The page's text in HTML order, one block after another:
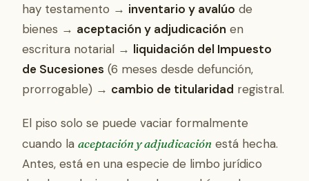
hay testamento → inventario y avalúo de
bienes → aceptación y adjudicación en
escritura notarial → liquidación del Impuesto
de Sucesiones (6 meses desde defunción,
prorrogable) → cambio de titularidad registral.
El piso solo se puede vaciar formalmente
cuando la aceptación y adjudicación está hecha.
Antes, está en una especie de limbo jurídico